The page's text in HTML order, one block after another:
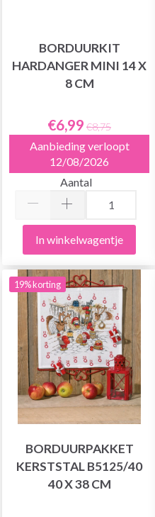
BORDUURKIT
HARDANGER MINI 14 X
8 CM
€6,99 €8,75
Aanbieding verloopt
12/08/2026
Aantal
In winkelwagentje
19% korting
BORDUURPAKKET
KERSTSTAL B5125/40
40 X 38 CM